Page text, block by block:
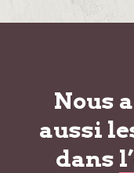
Nous
aussi
dans